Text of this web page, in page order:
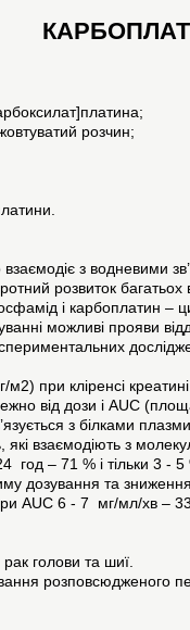
розчин;
з водневими
розвиток
і карбоплатин –
можливі прояви
при кліренсі
від дози і AUC
з білками
які взаємодіють з
– 71 % і тільки 3 -
дозування та
AUC 6 - 7 мг/мл/хв –
рак голови та шиї.
розповсюдженого